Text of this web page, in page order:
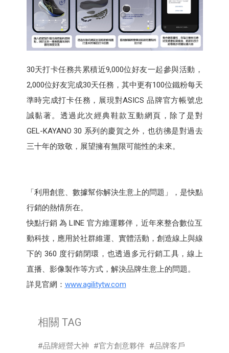
30天打卡任務共累積近9,000位好友一起參與活動，
2,000位好友完成30天任務，其中更有100位鐵粉每天
準時完成打卡任務，展現對ASICS 品牌官方帳號忠
誠黏著。透過此次經典鞋款互動網頁，除了是對
GEL-KAYANO 30 系列的慶賀之外，也彷彿是對過去
三十年的致敬，展望擁有無限可能性的未來。
「利用創意、數據幫你解決生意上的問題」，是快點
行銷的熱情所在。
快點行銷 為 LINE 官方維運夥伴，近年來整合數位互
動科技，應用於社群維運、實體活動，創造線上與線
下的 360 度行銷閉環，也透過多元行銷工具，線上
直播、影像製作等方式，解決品牌生意上的問題。
詳見官網： www.agilitytw.com
相關 TAG
品牌經營大神 官方創意夥伴
品牌客戶